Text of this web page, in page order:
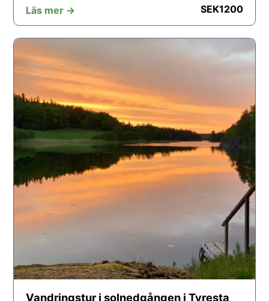
Läs mer -> SEK1200
Vandringstur i solnedgången i Tyresta